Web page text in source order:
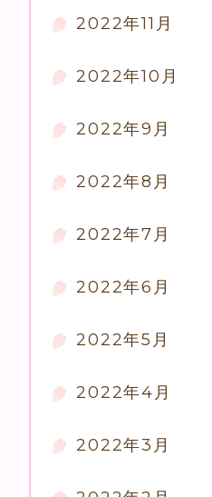
2022年11月
2022年10月
2022年9月
2022年8月
2022年7月
2022年6月
2022年5月
2022年4月
2022年3月